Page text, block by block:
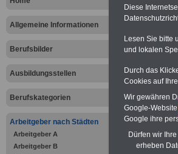
Allgemeine Informationen
Berufsbilder
Ausbildungsstellen
Berufskategorien
Arbeitgeber nach Städten
Arbeitgeber A
Arbeitgeber B
Diese
Lesen Sie bitte
und lokalen
Durch das
Cookies auf
Wir gewähren
Google-Website
Google ihre
Dürfen wir
erheben